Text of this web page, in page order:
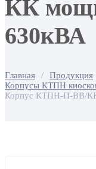
КК
630кВА
Главная / Продукция
Корпусы КТПН
Корпус КТПН-П-ВВ/